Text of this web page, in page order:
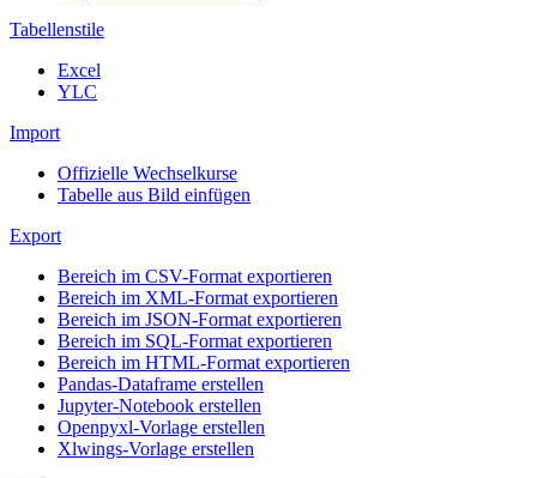
Tabellenstile
Excel
YLC
Import
Offizielle Wechselkurse
Tabelle aus Bild einfügen
Export
Bereich im CSV-Format exportieren
Bereich im XML-Format exportieren
Bereich im JSON-Format exportieren
Bereich im SQL-Format exportieren
Bereich im HTML-Format exportieren
Pandas-Dataframe erstellen
Jupyter-Notebook erstellen
Openpyxl-Vorlage erstellen
Xlwings-Vorlage erstellen